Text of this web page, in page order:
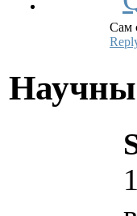
Сам